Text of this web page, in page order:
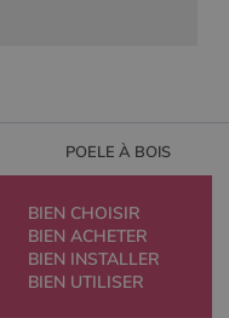
POELE À BOIS
BIEN CHOISIR
BIEN ACHETER
BIEN INSTALLER
BIEN UTILISER